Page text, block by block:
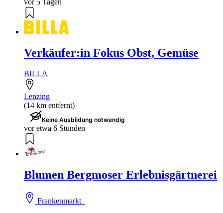
vor 5 Tagen
Verkäufer:in Fokus Obst, Gemüse
BILLA
Lenzing
(14 km entfernt)
Keine Ausbildung notwendig
vor etwa 6 Stunden
Blumen Bergmoser Erlebnisgärtnerei
Frankenmarkt